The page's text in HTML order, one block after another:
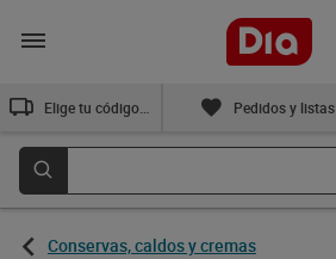
Pedidos y listas
Conservas, caldos y cremas